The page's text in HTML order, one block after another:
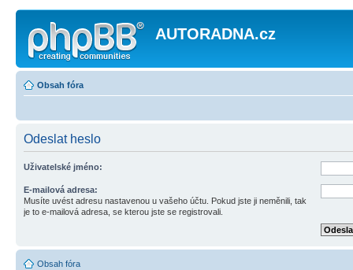
AUTORADNA.cz
Obsah fóra
Odeslat heslo
Uživatelské jméno:
E-mailová adresa:
Musíte uvést adresu nastavenou u vašeho účtu. Pokud jste ji neměnili, tak
je to e-mailová adresa, se kterou jste se registrovali.
Obsah fóra